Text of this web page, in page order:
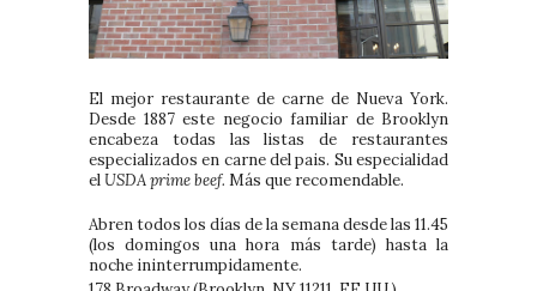
El mejor restaurante de carne de Nueva York.
Desde 1887 este negocio familiar de Brooklyn
encabeza todas las listas de restaurantes
especializados en carne del pais. Su especialidad
elUSDA prime beef. Más que recomendable.
Abren todos los días de la semana desde las 11.45
(los domingos una hora más tarde) hasta la
noche ininterrumpidamente.